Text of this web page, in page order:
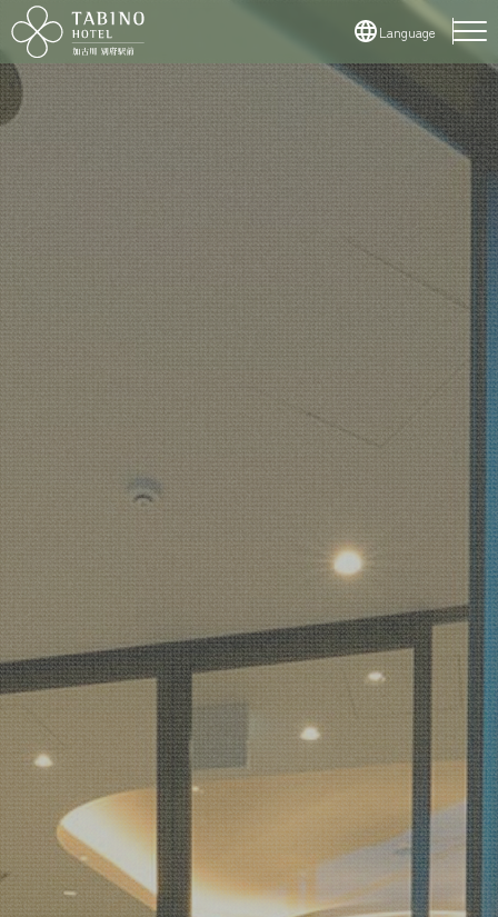
Language
日本語
English
簡体中文
繁体字
한국어